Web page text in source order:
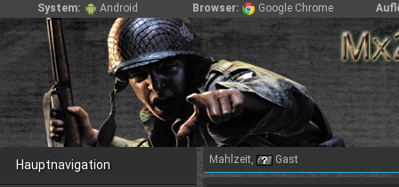
System: Android Browser: Google Chrome
Hauptnavigation Mahlzeit, Gast